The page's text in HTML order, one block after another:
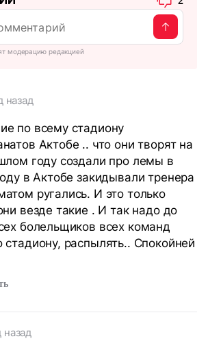
модерацию редакцией
назад
по всему стадиону
Актобе .. что они творят на
году создали про лемы в
в Актобе закидывали тренера
ругались. И это только
везде такие . И так надо до
болельщиков всех команд
стадиону, распылять.. Спокойней
назад